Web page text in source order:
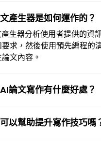
產生器是如何運作的？
生器分析使用者提供的資
求，然後使用預先編程的
文內容。
論文寫作有什麼好處？
以幫助提升寫作技巧嗎